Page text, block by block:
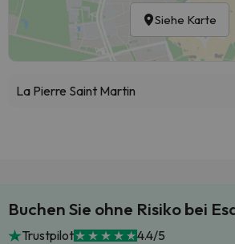
Siehe Karte
La Pierre Saint Martin
Buchen Sie ohne Risiko bei
Trustpilot 4.4/5